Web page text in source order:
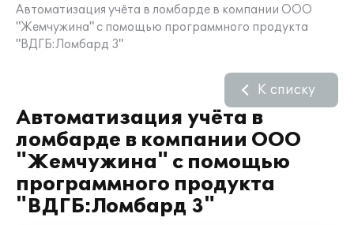
Автоматизация учёта в ломбарде в компании ООО
"Жемчужина" с помощью программного продукта
"ВДГБ:Ломбард 3"
Автоматизация учёта в
ломбарде в компании ООО
"Жемчужина" с помощью
программного продукта
"ВДГБ:Ломбард 3"
К списку